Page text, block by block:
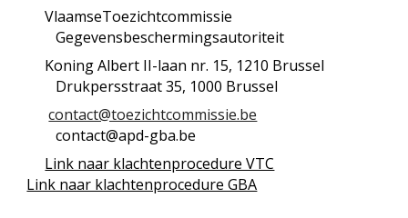
VlaamseToezichtcommissie
Gegevensbeschermingsautoriteit
Koning Albert II-laan nr. 15, 1210 Brussel
Drukpersstraat 35, 1000 Brussel
contact@toezichtcommissie.be
contact@apd-gba.be
Link naar klachtenprocedure VTC
Link naar klachtenprocedure GBA